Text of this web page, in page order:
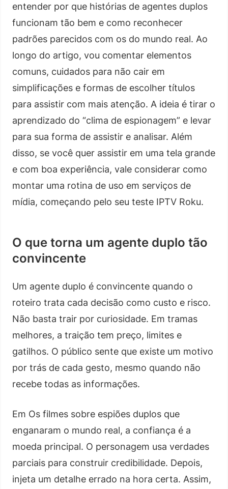
entender por que histórias de agentes duplos
funcionam tão bem e como reconhecer
padrões parecidos com os do mundo real. Ao
longo do artigo, vou comentar elementos
comuns, cuidados para não cair em
simplificações e formas de escolher títulos
para assistir com mais atenção. A ideia é tirar o
aprendizado do “clima de espionagem” e levar
para sua forma de assistir e analisar. Além
disso, se você quer assistir em uma tela grande
e com boa experiência, vale considerar como
montar uma rotina de uso em serviços de
mídia, começando pelo seu teste IPTV Roku.
O que torna um agente duplo tão
convincente
Um agente duplo é convincente quando o
roteiro trata cada decisão como custo e risco.
Não basta trair por curiosidade. Em tramas
melhores, a traição tem preço, limites e
gatilhos. O público sente que existe um motivo
por trás de cada gesto, mesmo quando não
recebe todas as informações.
Em Os filmes sobre espiões duplos que
enganaram o mundo real, a confiança é a
moeda principal. O personagem usa verdades
parciais para construir credibilidade. Depois,
injeta um detalhe errado na hora certa. Assim,